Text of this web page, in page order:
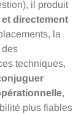
il produit
directement
la
des
techniques,
,
plus fiables